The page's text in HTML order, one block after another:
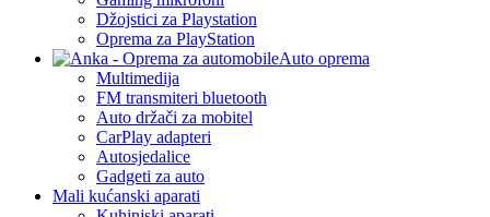
Džojstici za Playstation
Oprema za PlayStation
Auto oprema
Multimedija
FM transmiteri bluetooth
Auto držači za mobitel
CarPlay adapteri
Autosjedalice
Gadgeti za auto
Mali kućanski aparati